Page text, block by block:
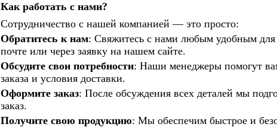
Как работать с нами?
Сотрудничество с нашей компанией — это просто:
Обратитесь к нам: Свяжитесь с нами любым удобным
почте или через заявку на нашем сайте.
Обсудите свои потребности: Наши менеджеры помогут
заказа и условия доставки.
Оформите заказ: После обсуждения всех деталей мы
заказ.
Получите свою продукцию: Мы обеспечим быстрое и